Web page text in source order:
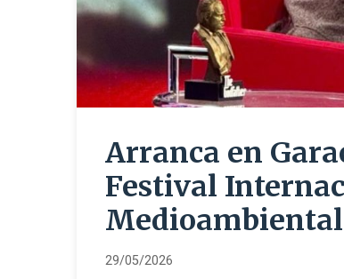
Arranca en
Festival
Medioambiental
29/05/2026